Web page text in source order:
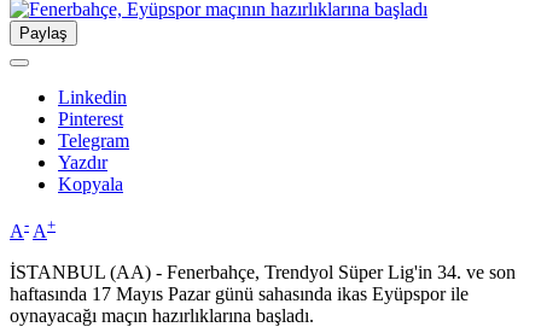
Paylaş
Linkedin
Pinterest
Telegram
Yazdır
Kopyala
A- A+
İSTANBUL (AA) - Fenerbahçe, Trendyol Süper Lig'in 34. ve son
haftasında 17 Mayıs Pazar günü sahasında ikas Eyüpspor ile
oynayacağı maçın hazırlıklarına başladı.